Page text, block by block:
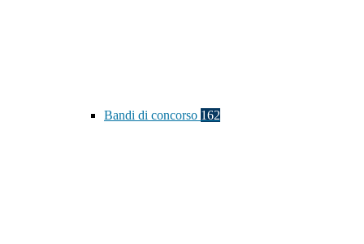
Bandi di concorso 162